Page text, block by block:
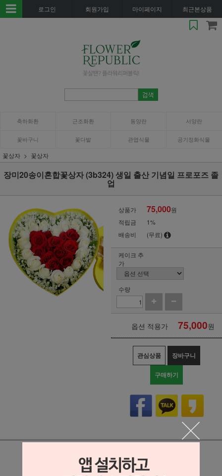
로그인 회원가입 마이페이지 최근본상품
축하화환 근조화환 동양란 서양란
꽃바구니 꽃다발 관엽식물 공기정화식물
꽃상자 꽃상자
장미20송이혼합꽃상자 (3b324) 생일 출산 기념일 프로포즈 졸
업
상품가 75,000원
적립금
1%
배송비
(무료)
케이크 추
가
수량
옵션 적용가 75,000원
관심상품 장바구니
구매하기
상세정보 새창 열기